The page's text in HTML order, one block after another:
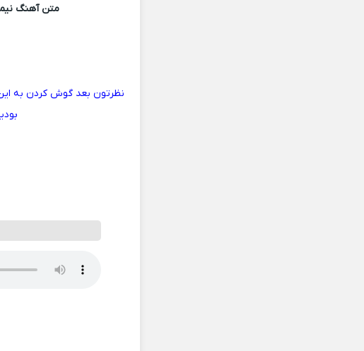
متن آهنگ
نظرتون بعد گوش کردن به